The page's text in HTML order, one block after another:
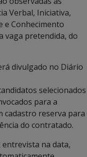
Verbal, Iniciativa,
e Conhecimento
vaga pretendida, do
divulgado no Diário
selecionados
para a
cadastro reserva para
do contratado.
na data,